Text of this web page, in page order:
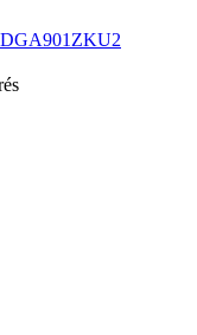
DGA901ZKU2